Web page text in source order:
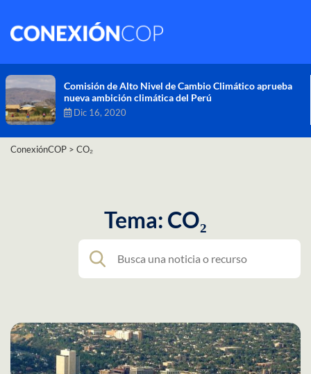
Comisión de Alto Nivel de Cambio Climático aprueba
nueva ambición climática del Perú
Dic 16, 2020
ConexiónCOP > CO₂
Tema: CO₂